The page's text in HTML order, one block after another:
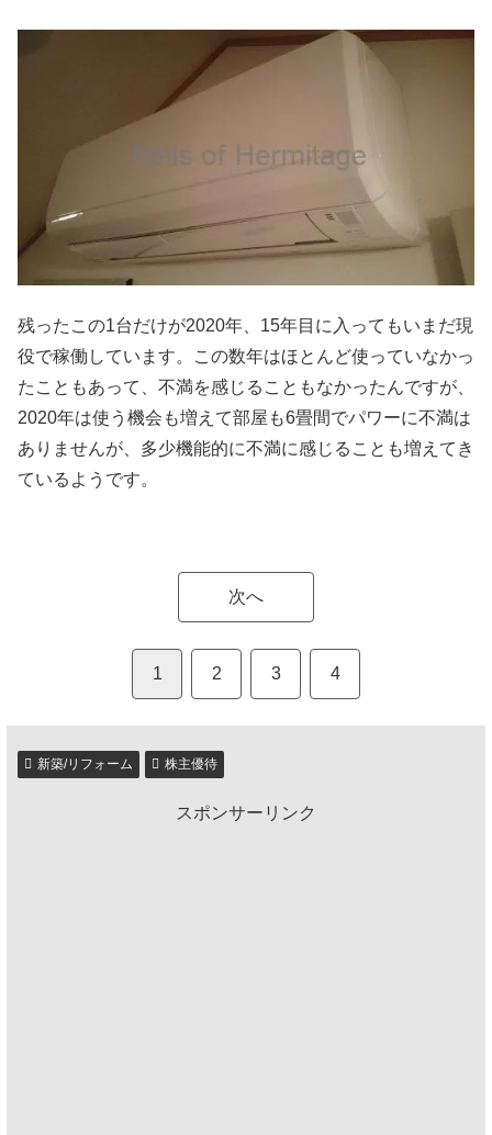
残ったこの1台だけが2020年、15年目に入ってもいまだ現
役で稼働しています。この数年はほとんど使っていなかっ
たこともあって、不満を感じることもなかったんですが、
2020年は使う機会も増えて部屋も6畳間でパワーに不満は
ありませんが、多少機能的に不満に感じることも増えてき
ているようです。
次へ
1 2 3 4
新築/リフォーム 株主優待
スポンサーリンク